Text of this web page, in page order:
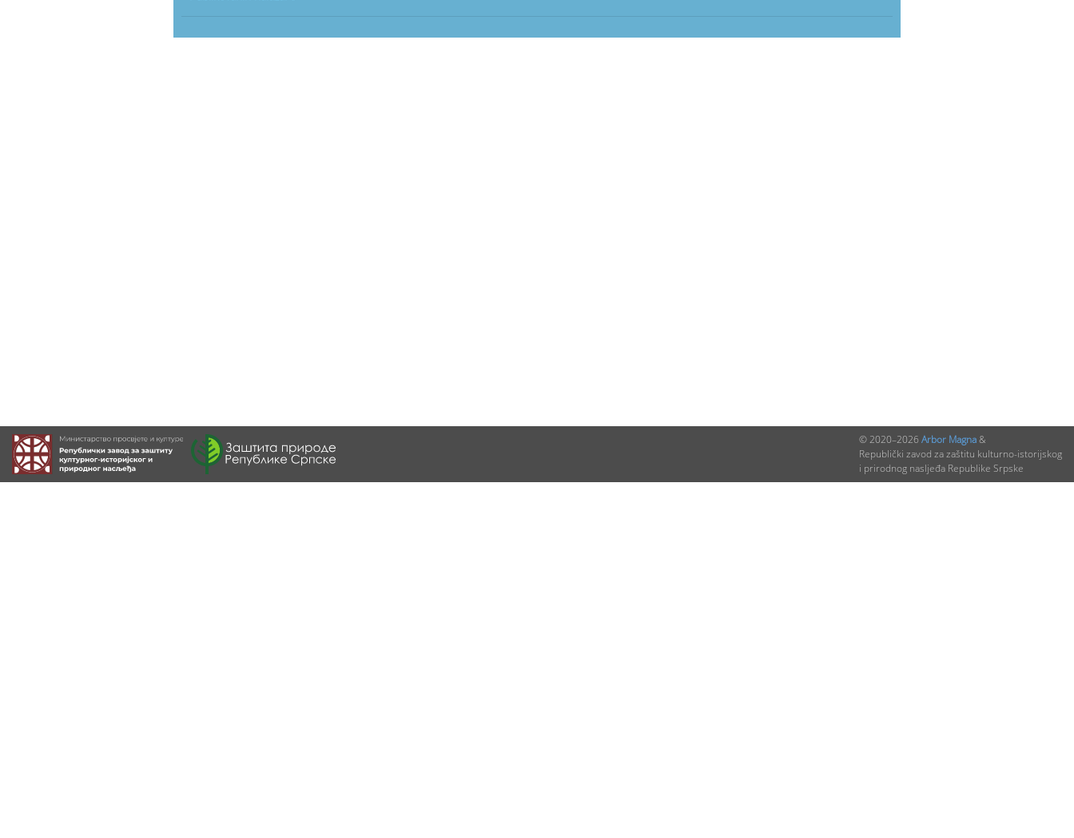
© 2020–2026 Arbor Magna&
Republički zavod za zaštitu kulturno-istorijskog
i prirodnog nasljeđa Republike Srpske